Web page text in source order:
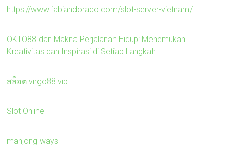
https://www.fabiandorado.com/slot-server-vietnam/
OKTO88 dan Makna Perjalanan Hidup: Menemukan
Kreativitas dan Inspirasi di Setiap Langkah
สล็อต virgo88.vip
Slot Online
mahjong ways